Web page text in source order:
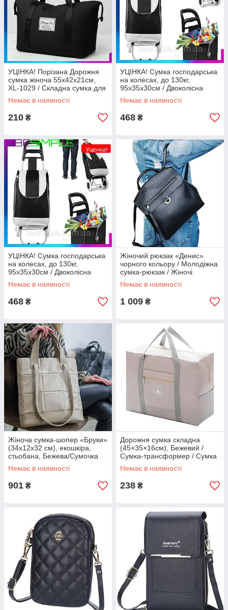
УЦІНКА! Порізана Дорожня
сумка жіноча 55х42х21см,
XL-1029 / Складна сумка для
подорожей / Сумка-
трансформер
Немає в наявності
210 ₴
УЦІНКА! Сумка господарська
на колесах, до 130кг,
95х35х30см / Двоколісна
тачка кравчучка / Сумка візок
Немає в наявності
468 ₴
УЦІНКА! Сумка господарська
на колесах, до 130кг,
95х35х30см / Двоколісна
тачка кравчучка / Сумка візок
Немає в наявності
468 ₴
Жіночий рюкзак «Денис»
чорного кольору / Молодіжна
сумка-рюкзак / Жіночі
рюкзаки
Немає в наявності
1 009 ₴
Жіноча сумка-шопер «Бруки»
(34х12х32 см), екошкіра,
стьобана, Бежева/Сумочка
на плече з двома парами
ручок
Немає в наявності
901 ₴
Дорожня сумка складна
(45×35×16см), Бежевий /
Сумка-трансформер / Сумка
для ручної кладі
Немає в наявності
238 ₴